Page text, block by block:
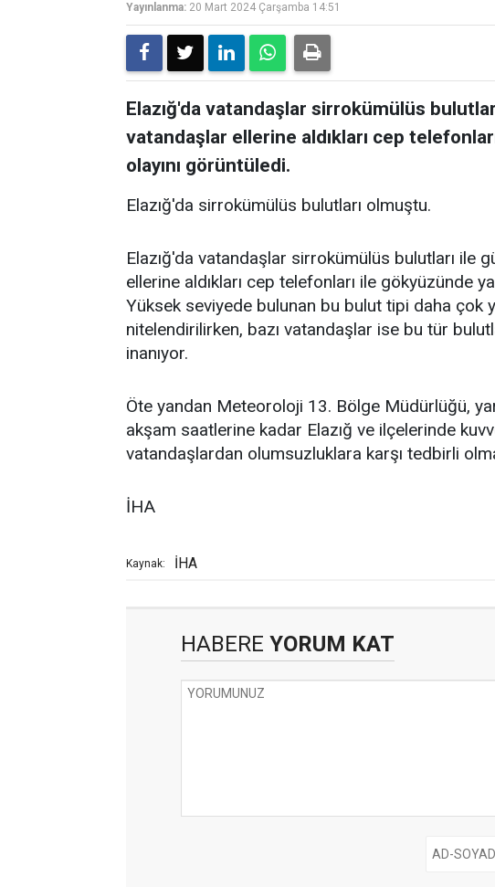
Yayınlanma: 20 Mart 2024 Çarşamba 14:51
Elazığ'da vatandaşlar sirrokümülüs
vatandaşlar ellerine aldıkları cep
olayını görüntüledi.
Elazığ'da sirrokümülüs bulutları olmuştu.
Elazığ'da vatandaşlar sirrokümülüs bulutları ile
ellerine aldıkları cep telefonları ile gökyüzünde
Yüksek seviyede bulunan bu bulut tipi daha çok
nitelendirilirken, bazı vatandaşlar ise bu tür
inanıyor.
Öte yandan Meteoroloji 13. Bölge Müdürlüğü,
akşam saatlerine kadar Elazığ ve ilçelerinde
vatandaşlardan olumsuzluklara karşı tedbirli
İHA
Kaynak: İHA
HABERE YORUM KAT